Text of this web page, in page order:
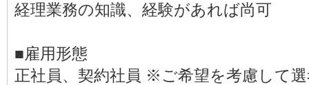
経理業務の知識、経験があれば尚可
■雇用形態
正社員、契約社員 ※ご希望を考慮して